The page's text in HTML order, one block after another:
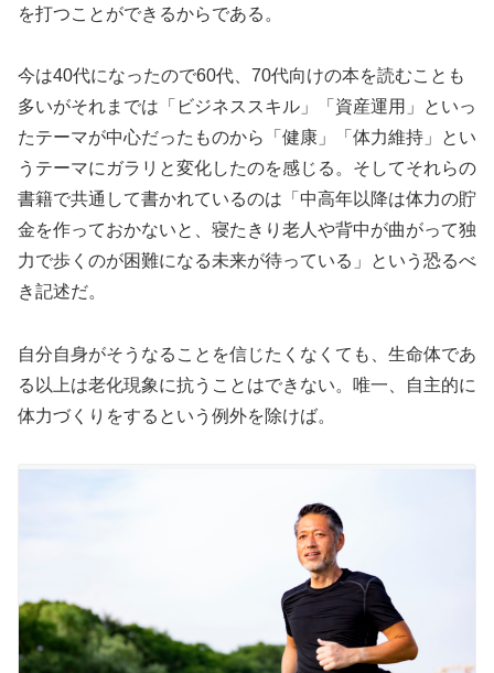
を打つことができるからである。
今は40代になったので60代、70代向けの本を読むことも
多いがそれまでは「ビジネススキル」「資産運用」といっ
たテーマが中心だったものから「健康」「体力維持」とい
うテーマにガラリと変化したのを感じる。そしてそれらの
書籍で共通して書かれているのは「中高年以降は体力の貯
金を作っておかないと、寝たきり老人や背中が曲がって独
力で歩くのが困難になる未来が待っている」という恐るべ
き記述だ。
自分自身がそうなることを信じたくなくても、生命体であ
る以上は老化現象に抗うことはできない。唯一、自主的に
体力づくりをするという例外を除けば。